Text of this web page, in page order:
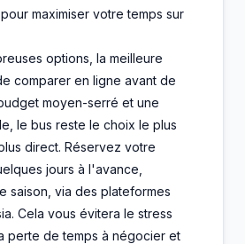
maximiser votre temps sur
options, la meilleure
comparer en ligne avant de
moyen-serré et une
le bus reste le choix le plus
direct. Réservez votre
jours à l'avance,
saison, via des plateformes
Cela vous évitera le stress
perte de temps à négocier et